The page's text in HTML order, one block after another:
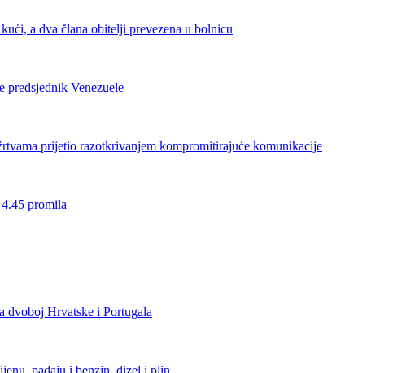
a dva člana obitelji prevezena u bolnicu
predsjednik Venezuele
prijetio razotkrivanjem kompromitirajuće komunikacije
promila
dvoboj Hrvatske i Portugala
padaju i benzin, dizel i plin